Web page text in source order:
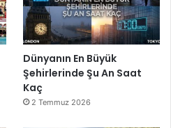
Dünyanın En Büyük
Şehirlerinde Şu An Saat
Kaç
2 Temmuz 2026